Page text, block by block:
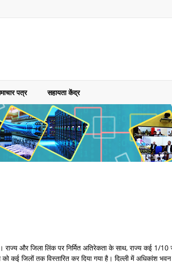
पत्र सहायता केंद्र
राज्य और जिला लिंक पर निर्मित अतिरेकता के साथ, राज्य कई
तक विस्तारित कर दिया गया है। दिल्ली में अधिकांश